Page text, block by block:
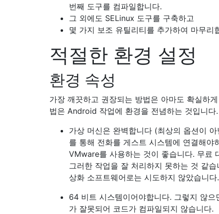
번째 도구를 컴파일합니다.
그 외에도 SELinux 도구를 구축하고
몇 가지 보조 유틸리티를 추가하여 마무리
적절한 환경 설정
환경 속성
가장 깨끗하고 권장되는 방법은 아마도 확실하
법은 Android 작업에 환경을 전념하는 것입니다.
가상 머신은 완벽합니다 (최상의 옵션이
를 통해 전화를 게스트 시스템에 연결해야
VMware를 사용하는 것이 좋습니다. 무료
그러한 작업을 잘 처리하지 못하는 것 같
상화 소프트웨어로는 시도하지 않았습니다.
64 비트 시스템이어야합니다. 그렇지 않으
가 잘못되어 코드가 컴파일되지 않습니다.